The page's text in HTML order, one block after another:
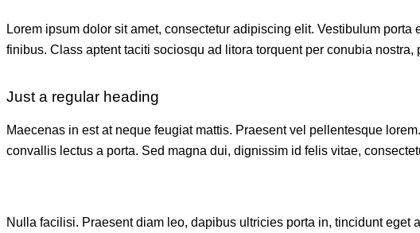
Lorem ipsum dolor sit amet, consectetur adipiscing elit. Vestibulum
finibus. Class aptent taciti sociosqu ad litora torquent per conubia
Just a regular heading
Maecenas in est at neque feugiat mattis. Praesent vel pellentesque
convallis lectus a porta. Sed magna dui, dignissim id felis vitae,
Nulla facilisi. Praesent diam leo, dapibus ultricies porta in, tincidunt